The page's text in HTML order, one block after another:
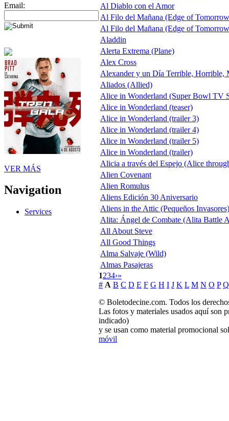
Email:
VER MÁS
Navigation
Services
Al Diablo con el Amor
Al Filo del Mañana (Edge of
Al Filo del Mañana (Edge of
Aladdin
Alerta Extrema (Plane)
Alex Cross
Alexander y un Día Terrible, Horrible,
Aliados (Allied)
Alice in Wonderland (Super Bowl TV
Alice in Wonderland (teaser)
Alice in Wonderland (trailer 3)
Alice in Wonderland (trailer 4)
Alice in Wonderland (trailer 5)
Alice in Wonderland (trailer)
Alicia a través del Espejo (Alice
Alien Covenant
Alien Romulus
Aliens Edición 30 Aniversario
Aliens in the Attic (Pequeños Invasores)
Alita: Ángel de Combate (Alita Battle
All About Steve
All Good Things
Alma Salvaje (Wild)
Almas Pasajeras
1234›»
# A B C D E F G H I J K L M N O P Q
© Boletodecine.com. Todos los
Las fotos y materiales usados aquí son
indicado)
y se usan como material promocional
móvil